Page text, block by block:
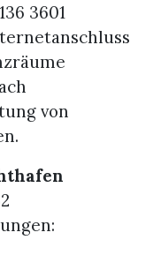
3601
von